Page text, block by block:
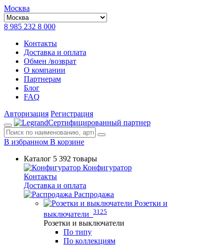
Москва
8 985 232 8 000
Контакты
Доставка и оплата
Обмен /возврат
О компании
Партнерам
Блог
FAQ
Авторизация Регистрация
Сертифицированный партнер
В избранном В корзине
Каталог 5 392 товары
Конфигуратор
Контакты
Доставка и оплата
Распродажа
Розетки и
выключатели 3125
Розетки и выключатели
По типу
По коллекциям